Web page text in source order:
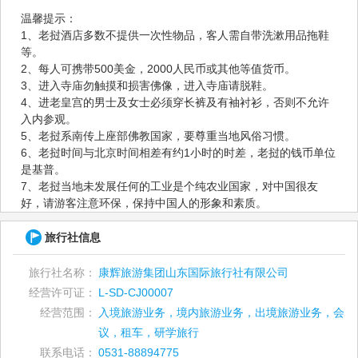
温馨提示：
1、老挝酒店多数不提供一次性物品，客人需自带洗漱用品拖鞋
等。
2、每人可携带500美金，2000人民币或其他等值货币。
3、进入寺庙勿触摸和损害佛像，进入寺庙请脱鞋。
4、进老皇宫的男士及女士必须穿长裤及有袖衬衫，否则不允许
入内参观。
5、老挝系南传上座部佛教国家，要尊重当地风俗习惯。
6、老挝时间与北京时间相差有约1小时的时差，老挝的钱币单位
是基普。
7、老挝当地未发展任何的工业是个纯农业国家，对中国很友
好，请游客注意环保，保持中国人的形象和素质。
旅行社信息
旅行社名称：
康辉旅游集团山东国际旅行社有限公司
经营许可证：
L-SD-CJ00007
经营范围：
入境旅游业务，境内旅游业务，出境旅游业务，会
议，租车，研学旅行
联系电话： 0531-88894775